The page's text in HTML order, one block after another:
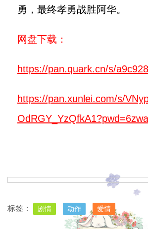
勇，最终孝勇战胜阿华。
网盘下载：
https://pan.quark.cn/s/
https://pan.xunlei.com/s/
OdRGY_YzQfkA1?pwd=6zwa
标签： 剧情 动作 爱情